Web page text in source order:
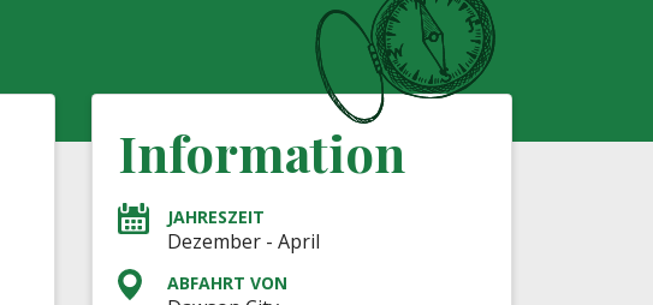
Information
JAHRESZEIT
Dezember - April
ABFAHRT VON